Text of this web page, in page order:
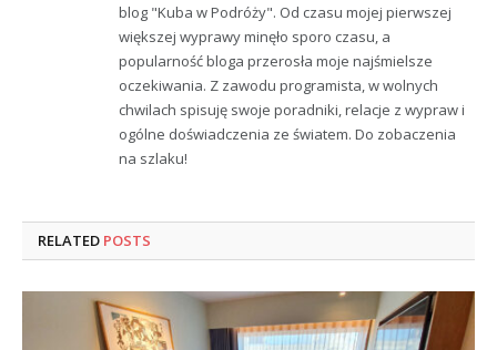
blog "Kuba w Podróży". Od czasu mojej pierwszej
większej wyprawy minęło sporo czasu, a
popularność bloga przerosła moje najśmielsze
oczekiwania. Z zawodu programista, w wolnych
chwilach spisuję swoje poradniki, relacje z wypraw i
ogólne doświadczenia ze światem. Do zobaczenia
na szlaku!
RELATED POSTS